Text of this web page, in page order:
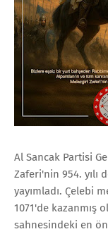
Al Sancak Partisi
Zaferi'nin 954. yılı
yayımladı. Çelebi
1071'de kazanmış
sahnesindeki en